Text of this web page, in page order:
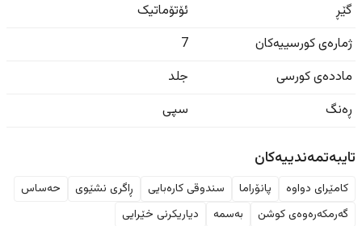
گێڕ
ئۆتۆماتیک
ژمارەی کورسییەکان
7
ماددەی کورسی
جلد
ڕەنگ
سپی
تایبەتمەندییەکان
کامێرای دواوە پانۆراما سندوقی کارەبایی ڕاگری نشێوی
حەساس
گەرمکەرەوەی کوشن
بەسمە
دیاریکرنی خێرایی